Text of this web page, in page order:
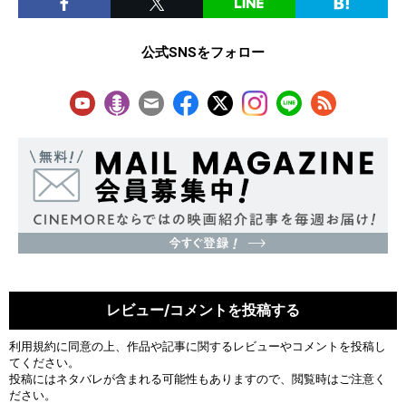
公式SNSをフォロー
レビュー/コメントを投稿する
利用規約に同意の上、作品や記事に関するレビューやコメントを投稿し
てください。
投稿にはネタバレが含まれる可能性もありますので、閲覧時はご注意く
ださい。